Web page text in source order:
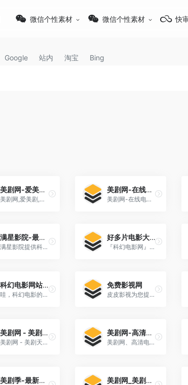
微信个性素材 微信个性素材 快
Google 站内 淘宝 Bing
美剧网-爱美剧-剧集网-美剧tvs-美剧天堂
美剧网,爱美剧,剧集网,美剧tvs,美剧天堂, 美剧网,一个可在线观看美剧的视频网站。这里有最新最全的美剧资源,采用云点播技术,给你高清流畅的观看体验。
美剧网-在线电影
美剧网-在线电影-影视-新电影导航 2022年10月21日-美剧网，提供美剧网官网最新网址，美剧网是一个在线电影网站，meiju5被新电影导航收录于在线电影-影视栏目中。美剧网携手爱美剧，天天美剧，美剧天堂...
满星影院-最新推荐科幻电影大全
满星影院提供科幻电影大全，并免播放器在线观看高清完整版科幻电影资源 星际叛将：欧西里斯之子 星际旅行5：终极先锋 星际旅行7：斗转星移 潜艇总动员：海底两万里满星影院 ...
好多片电影大全
『科幻电影网』高清视频播放，科幻电影网剧情为：所有人都安静了下来拉斐转过头去看向窗外看着纪文翎的脸色有变蔡静顺势再添上一把火
科幻电影网站免费的
哇，科幻电影的魅力真是无穷无尽啊！对于热爱这个题材的朋友们来说，找到一个免费且内容全面的科幻电影网站可谓是一大[…]
免费影视网
皮皮影视为您提供最新科幻片、好看的科幻片排行榜及科幻片迅雷下载,免费在线观看高清科幻片
美剧网 - 美剧天堂_海量好看的美剧
美剧网 - 美剧天堂_海量好看的美剧--、最新美剧下载! 美剧天堂美剧网(gfvip09ac.com)是国内一家可**、下载美剧的中文美剧网,专业提供海量高清好看的美剧,美剧**,美剧下载,各类精彩美剧保持每日更新,第一时间为广大美剧迷推荐精彩好看的美剧节目。
美剧网-高清电影电视剧免费在线观看-影视最全更新最快
美剧网、高清电影电视剧、免费在线观看、影视最全更新最快-美... 美剧网是百度影音资源和迅雷高清下载资源的电影网,提供最全的热播电影大片,最新电视剧,韩国电视剧、香港TVB电视剧、韩剧、日剧、美剧、综艺的在线观看/迅雷下载,百度影音高清...
美剧季-最新美剧推荐在线观看丨高清好看的美剧网资源免费 美剧网_美剧天堂_人人美剧大全_2023最新好看的美剧排行榜